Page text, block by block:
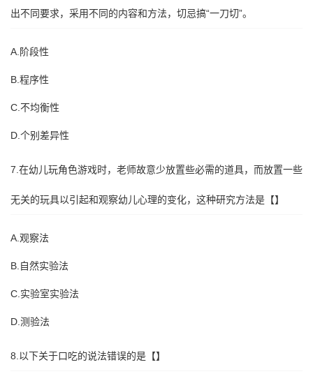
出不同要求，采用不同的内容和方法，切忌搞“一刀切”。
A.阶段性
B.程序性
C.不均衡性
D.个别差异性
7.在幼儿玩角色游戏时，老师故意少放置些必需的道具，而放置一些
无关的玩具以引起和观察幼儿心理的变化，这种研究方法是【】
A.观察法
B.自然实验法
C.实验室实验法
D.测验法
8.以下关于口吃的说法错误的是【】